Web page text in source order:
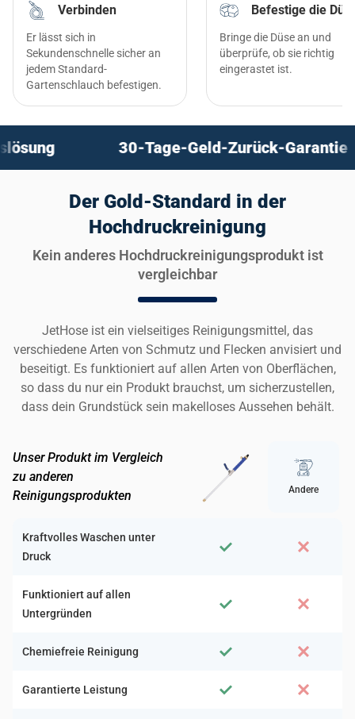
Verbinden
Er lässt sich in
Sekundenschnelle sicher an
jedem Standard-
Gartenschlauch befestigen.
Befestige die
Bringe die Düse an und
überprüfe, ob sie richtig
eingerastet ist.
Geld-Zurück-Garantie
Der Gold-Standard in der
Hochdruckreinigung
Kein anderes Hochdruckreinigungsprodukt ist
vergleichbar
JetHose ist ein vielseitiges Reinigungsmittel, das
verschiedene Arten von Schmutz und Flecken anvisiert und
beseitigt. Es funktioniert auf allen Arten von Oberflächen,
so dass du nur ein Produkt brauchst, um sicherzustellen,
dass dein Grundstück sein makelloses Aussehen behält.
Unser Produkt im Vergleich
zu anderen
Reinigungsprodukten
Andere
Kraftvolles Waschen unter
Druck
Funktioniert auf allen
Untergründen
Chemiefreie Reinigung
Garantierte Leistung